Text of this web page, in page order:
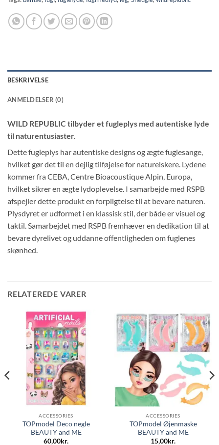
BESKRIVELSE
ANMELDELSER (0)
WILD REPUBLIC tilbyder et fugleplys med autentiske lyde
til naturentusiaster.
Dette fugleplys har autentiske designs og ægte fuglesange,
hvilket gør det til en dejlig tilføjelse for naturelskere. Lydene
kommer fra CEBA, Centre Bioacoustique Alpin, Europa,
hvilket sikrer en ægte lydoplevelse. I samarbejde med RSPB
afspejler dette produkt en forpligtelse til at bevare naturen.
Plysdyret er udformet i en klassisk stil, der både er visuel og
taktil. Samarbejdet med RSPB fremhæver en dedikation til at
bevare dyrelivet og uddanne offentligheden om fuglenes
skønhed.
RELATEREDE VARER
ACCESSORIES
TOPmodel Deco negle
BEAUTY and ME
60,00kr.
ACCESSORIES
TOPmodel Øjenmaske
BEAUTY and ME
15,00kr.